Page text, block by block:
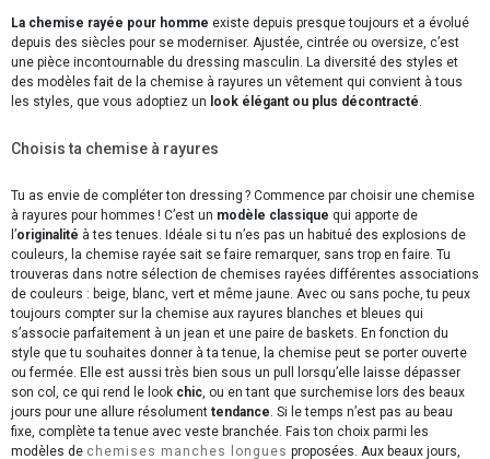
La chemise rayée pour homme existe depuis presque toujours et a évolué
depuis des siècles pour se moderniser. Ajustée, cintrée ou oversize, c’est
une pièce incontournable du dressing masculin. La diversité des styles et
des modèles fait de la chemise à rayures un vêtement qui convient à tous
les styles, que vous adoptiez un look élégant ou plus décontracté.
Choisis ta chemise à rayures
Tu as envie de compléter ton dressing ? Commence par choisir une chemise
à rayures pour hommes ! C’est un modèle classique qui apporte de
l’originalité à tes tenues. Idéale si tu n’es pas un habitué des explosions de
couleurs, la chemise rayée sait se faire remarquer, sans trop en faire. Tu
trouveras dans notre sélection de chemises rayées différentes associations
de couleurs : beige, blanc, vert et même jaune. Avec ou sans poche, tu peux
toujours compter sur la chemise aux rayures blanches et bleues qui
s’associe parfaitement à un jean et une paire de baskets. En fonction du
style que tu souhaites donner à ta tenue, la chemise peut se porter ouverte
ou fermée. Elle est aussi très bien sous un pull lorsqu’elle laisse dépasser
son col, ce qui rend le look chic, ou en tant que surchemise lors des beaux
jours pour une allure résolument tendance. Si le temps n’est pas au beau
fixe, complète ta tenue avec veste branchée. Fais ton choix parmi les
modèles de chemises manches longues proposées. Aux beaux jours,